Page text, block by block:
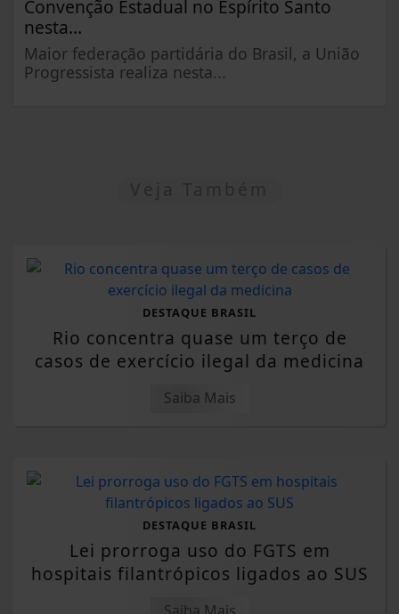
Convenção Estadual no Espírito Santo
nesta...
Maior federação partidária do Brasil, a União
Progressista realiza nesta...
DESTAQUE BRASIL
Rio concentra quase um terço de
casos de exercício ilegal da medicina
Saiba Mais
DESTAQUE BRASIL
Lei prorroga uso do FGTS em
hospitais filantrópicos ligados ao SUS
Saiba Mais